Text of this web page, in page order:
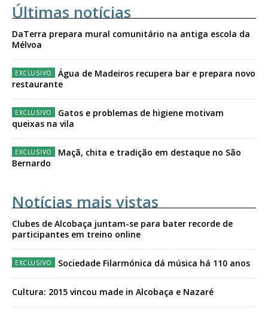
Últimas notícias
DaTerra prepara mural comunitário na antiga escola da
Mélvoa
Água de Madeiros recupera bar e prepara novo
restaurante
Gatos e problemas de higiene motivam
queixas na vila
Maçã, chita e tradição em destaque no São
Bernardo
Notícias mais vistas
Clubes de Alcobaça juntam-se para bater recorde de
participantes em treino online
Sociedade Filarmónica dá música há 110 anos
Cultura: 2015 vincou made in Alcobaça e Nazaré